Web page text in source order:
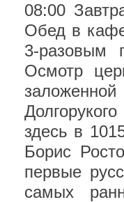
08:00
Обед в
3-разовым
Осмотр
здесь в
Борис
первые
самых